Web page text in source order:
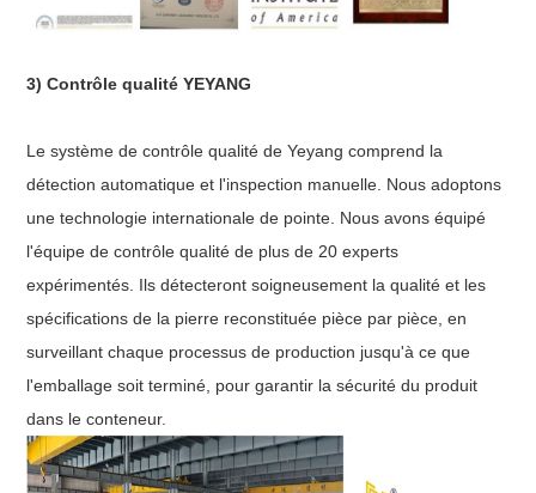
3) Contrôle qualité YEYANG
Le système de contrôle qualité de Yeyang comprend la
détection automatique et l'inspection manuelle. Nous adoptons
une technologie internationale de pointe. Nous avons équipé
l'équipe de contrôle qualité de plus de 20 experts
expérimentés. Ils détecteront soigneusement la qualité et les
spécifications de la pierre reconstituée pièce par pièce, en
surveillant chaque processus de production jusqu'à ce que
l'emballage soit terminé, pour garantir la sécurité du produit
dans le conteneur.